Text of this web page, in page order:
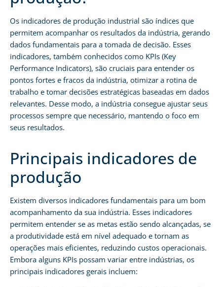
Os indicadores de produção industrial são índices que
permitem acompanhar os resultados da indústria, gerando
dados fundamentais para a tomada de decisão. Esses
indicadores, também conhecidos como KPIs (Key
Performance Indicators), são cruciais para entender os
pontos fortes e fracos da indústria, otimizar a rotina de
trabalho e tomar decisões estratégicas baseadas em dados
relevantes. Desse modo, a indústria consegue ajustar seus
processos sempre que necessário, mantendo o foco em
seus resultados.
Principais indicadores de
produção
Existem diversos indicadores fundamentais para um bom
acompanhamento da sua indústria. Esses indicadores
permitem entender se as metas estão sendo alcançadas, se
a produtividade está em nível adequado e tornam as
operações mais eficientes, reduzindo custos operacionais.
Embora alguns KPIs possam variar entre indústrias, os
principais indicadores gerais incluem: